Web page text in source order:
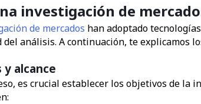
investigación de
de mercados han adoptado
análisis. A continuación, te explicamos
alcance
es crucial establecer los objetivos de la